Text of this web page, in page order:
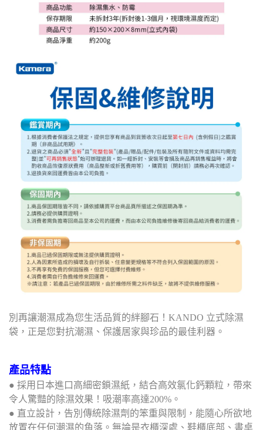
別再讓潮濕成為您生活品質的絆腳石！KANDO 立式除濕
袋，正是您對抗潮濕、保護居家與珍品的最佳利器。
產品特點
● 採用日本進口高細密鎖濕紙，結合高效氯化鈣顆粒，帶來
令人驚豔的除濕效果！吸潮率高達200%。
● 直立設計，告別傳統除濕劑的笨重與限制，能隨心所欲地
放置在任何潮濕的角落。無論是衣櫃深處、鞋櫃底部、書桌